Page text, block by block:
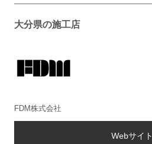
大分県の施工店
FDM株式会社
Webサイト